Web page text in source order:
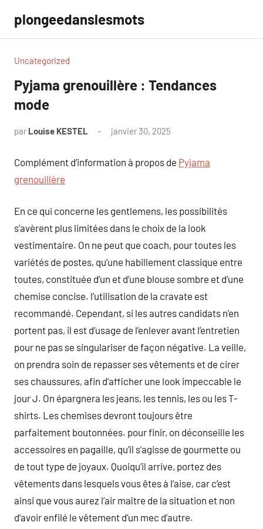
contenu
plongeedanslesmots
Uncategorized
Pyjama grenouillère : Tendances
mode
par Louise KESTEL janvier 30, 2025
Complément d’information à propos de Pyjama
grenouillère
En ce qui concerne les gentlemens, les possibilités
s’avèrent plus limitées dans le choix de la look
vestimentaire. On ne peut que coach, pour toutes les
variétés de postes, qu’une habillement classique entre
toutes, constituée d’un et d’une blouse sombre et d’une
chemise concise. l’utilisation de la cravate est
recommandé. Cependant, si les autres candidats n’en
portent pas, il est d’usage de l’enlever avant l’entretien
pour ne pas se singulariser de façon négative. La veille,
on prendra soin de repasser ses vêtements et de cirer
ses chaussures, afin d’afficher une look impeccable le
jour J. On épargnera les jeans, les tennis, les ou les T-
shirts. Les chemises devront toujours être
parfaitement boutonnées. pour finir, on déconseille les
accessoires en pagaille, qu’il s’agisse de gourmette ou
de tout type de joyaux. Quoiqu’il arrive, portez des
vêtements dans lesquels vous êtes à l’aise, car c’est
ainsi que vous aurez l’air maître de la situation et non
d’avoir enfilé le vêtement d’un mec d’autre.